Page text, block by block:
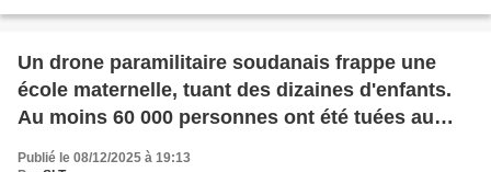
Un drone paramilitaire soudanais frappe une
école maternelle, tuant des dizaines d'enfants.
Au moins 60 000 personnes ont été tuées au
Soudan au cours des dernières semaines selon
Publié le 08/12/2025 à 19:13